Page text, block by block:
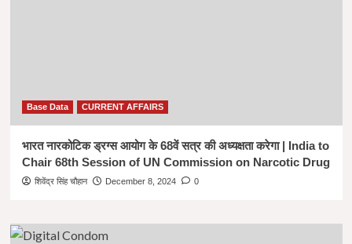
Base Data CURRENT AFFAIRS
भारत नारकोटिक ड्रग्स आयोग के 68वें सत्र की अध्यक्षता करेगा | India to
Chair 68th Session of UN Commission on Narcotic Drug
शिवेंद्र सिंह चौहान December 8, 2024 0